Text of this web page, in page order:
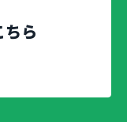
ら